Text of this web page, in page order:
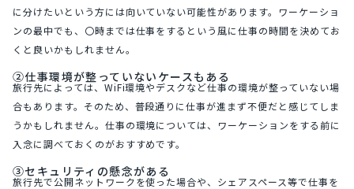
に分けたいという方には向いていない可能性があります。ワーケーショ
ンの最中でも、〇時までは仕事をするという風に仕事の時間を決めてお
くと良いかもしれません。
②仕事環境が整っていないケースもある
旅行先によっては、WiFi環境やデスクなど仕事の環境が整っていない場
合もあります。そのため、普段通りに仕事が進まず不便だと感じてしま
うかもしれません。仕事の環境については、ワーケーションをする前に
入念に調べておくのがおすすめです。
③セキュリティの懸念がある
旅行先で公開ネットワークを使った場合や、シェアスペース等で仕事を